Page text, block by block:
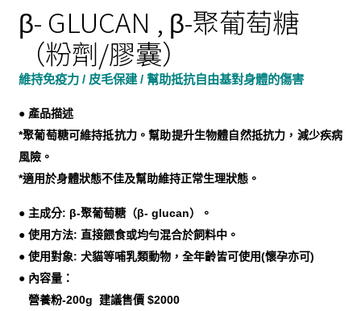
β- GLUCAN , β-聚葡萄糖
（粉劑/膠囊）
維持免疫力 / 皮毛保建 / 幫助抵抗自由基對身體的傷害
● 產品描述
*聚葡萄糖可維持抵抗力。幫助提升生物體自然抵抗力，減少疾病
風險。
*適用於身體狀態不佳及幫助維持正常生理狀態。
● 主成分: β-聚葡萄糖（β- glucan）。
● 使用方法: 直接餵食或均勻混合於飼料中。
● 使用對象: 犬貓等哺乳類動物，全年齡皆可使用(懷孕亦可)
● 內容量：
營養粉-200g 建議售價 $2000